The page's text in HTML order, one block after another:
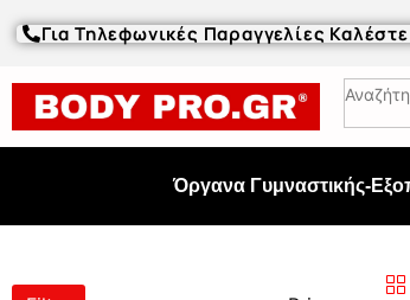
Για Τηλεφωνικές Παραγγελίες
Όργανα Γυμναστικής-